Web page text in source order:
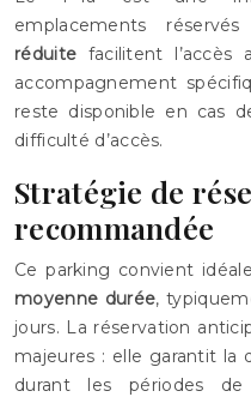
emplacements
réduite facilitent l’accès
accompagnement
reste disponible en cas
difficulté d’accès.
Stratégie de
recommandée
Ce parking convient
moyenne durée,
jours. La réservation
majeures : elle garantit la
durant les périodes